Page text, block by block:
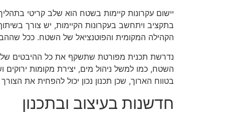
יישום עקרונות קיימות בשטח הוא שלב קריטי
בתקציב ויתחשב בעקרונות הקיימות, יש צורך
הקהילה המקומית והפוטנציאל של השטח. ככל
נדרשת תכנית מפורטת שתשקף את כל ההיבטים של
השטח, כמו למשל ניהול מים, יצירת מקומות
בטווח הארוך, שכן תכנון נכון יכול להפחית את
חדשנות בעיצוב ובתכנון